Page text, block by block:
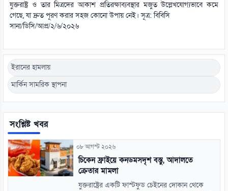
যুক্তরাষ্ট্র ও তার মিত্রদের আকাশ প্রতিরক্ষাব্যবস্থার মজুত উল্লেখযোগ্যভাবে কমে
গেছে, যা দ্রুত পূরণ করার সহজ কোনো উপায় নেই। সূত্র: বিবিসি
সানা/ডিসি/আপ্র/২/৬/২০২৬
ইরানের হামলায়
মার্কিন সামরিক স্থাপনা
সংশ্লিষ্ট খবর
০৮ আগস্ট ২০২৬
চিকেন ফ্রাইয়ে কনডমসদৃশ বস্তু, আদালতে
ক্রেতার মামলা
যুক্তরাষ্ট্রের একটি ফাস্টফুড চেইনের দোকান থেকে